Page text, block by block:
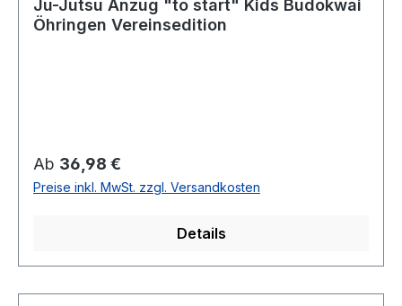
Ju-Jutsu Anzug "to start" Kids Budokwai
Öhringen Vereinsedition
Regulärer Preis:
Ab 36,98 €
Preise inkl. MwSt. zzgl. Versandkosten
Details